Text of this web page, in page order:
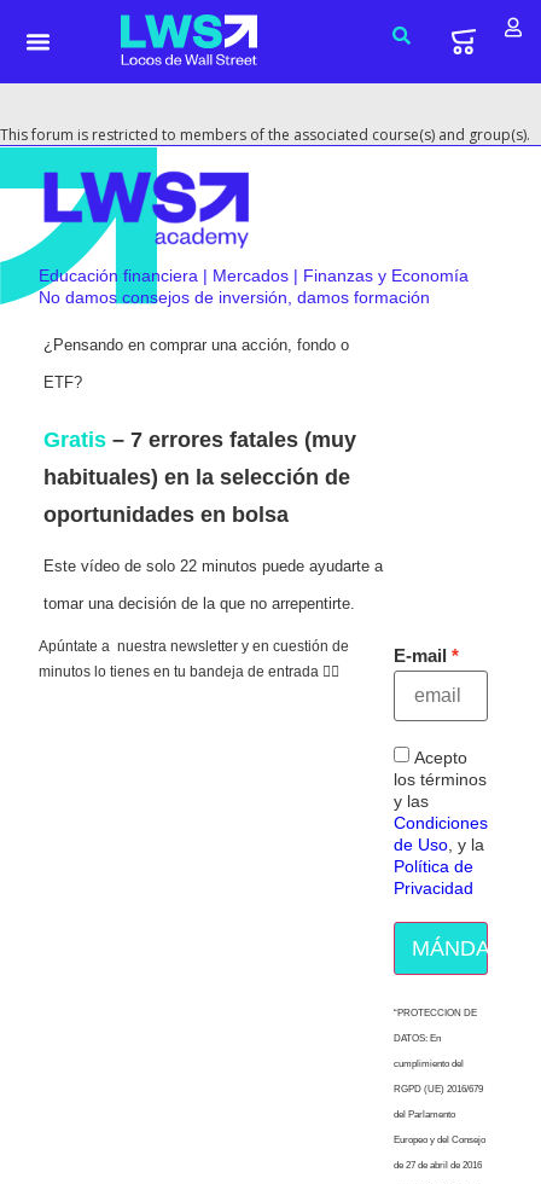
This forum is restricted to members of the associated course(s) and group(s).
Educación financiera | Mercados | Finanzas y Economía
No damos consejos de inversión, damos formación
¿Pensando en comprar una acción, fondo o
ETF?
Gratis – 7 errores fatales (muy
habituales) en la selección de
oportunidades en bolsa
Este vídeo de solo 22 minutos puede ayudarte a
tomar una decisión de la que no arrepentirte.
Apúntate a nuestra newsletter y en cuestión de
minutos lo tienes en tu bandeja de entrada 👇🏻
E-mail
Acepto
los términos
y las
Condiciones
de Uso, y la
Política de
Privacidad
MÁNDAME
“PROTECCION DE
DATOS: En
cumplimiento del
RGPD (UE) 2016/679
del Parlamento
Europeo y del Consejo
de 27 de abril de 2016